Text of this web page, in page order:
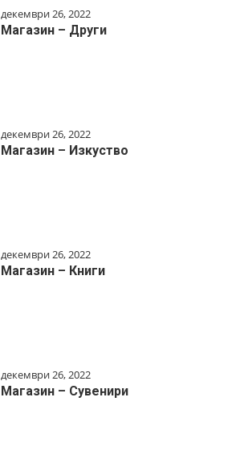
декември 26, 2022
Магазин – Други
декември 26, 2022
Магазин – Изкуство
декември 26, 2022
Магазин – Книги
декември 26, 2022
Магазин – Сувенири